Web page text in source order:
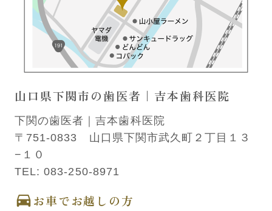
山口県下関市の歯医者｜吉本歯科医院
下関の歯医者｜吉本歯科医院
〒751-0833 山口県下関市武久町２丁目１３
−１０
TEL:083-250-8971
お車でお越しの方